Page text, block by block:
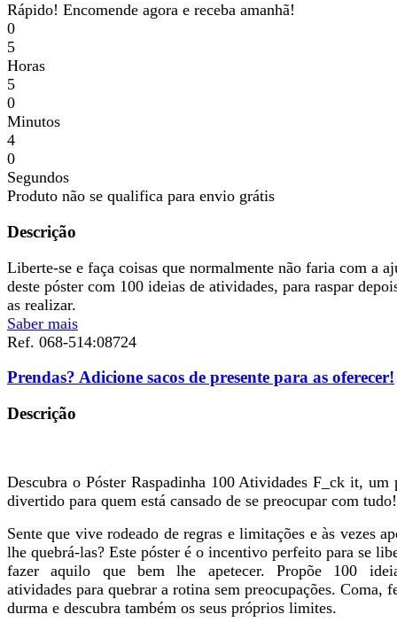
Rápido! Encomende agora e receba amanhã!
0
5
Horas
5
0
Minutos
4
0
Segundos
Produto não se qualifica para envio grátis
Descrição
Liberte-se e faça coisas que normalmente não faria com a
deste póster com 100 ideias de atividades, para raspar
as realizar.
Saber mais
Ref. 068-514:08724
Prendas? Adicione sacos de presente para as oferecer!
Descrição
Descubra o Póster Raspadinha 100 Atividades F_ck it, um
divertido para quem está cansado de se preocupar com tudo!
Sente que vive rodeado de regras e limitações e às vezes
lhe quebrá-las? Este póster é o incentivo perfeito para se
fazer aquilo que bem lhe apetecer. Propõe 100
atividades para quebrar a rotina sem preocupações. Coma,
durma e descubra também os seus próprios limites.